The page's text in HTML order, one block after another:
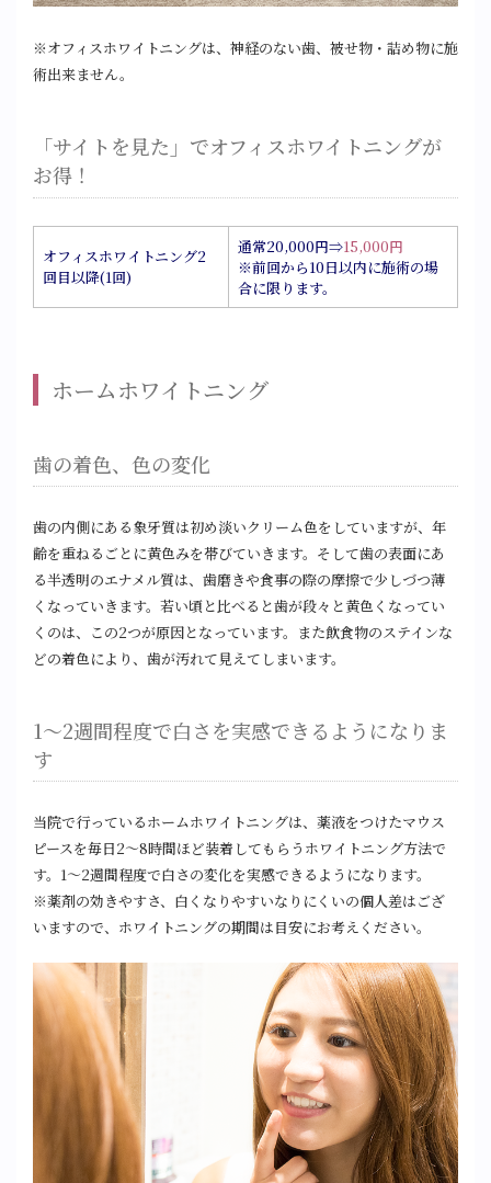
※オフィスホワイトニングは、神経のない歯、被せ物・詰め物に施
術出来ません。
「サイトを見た」でオフィスホワイトニングが
お得！
オフィスホワイトニング2
回目以降(1回)
通常20,000円⇒15,000円
※前回から10日以内に施術の場
合に限ります。
ホームホワイトニング
歯の着色、色の変化
歯の内側にある象牙質は初め淡いクリーム色をしていますが、年
齢を重ねるごとに黄色みを帯びていきます。そして歯の表面にあ
る半透明のエナメル質は、歯磨きや食事の際の摩擦で少しづつ薄
くなっていきます。若い頃と比べると歯が段々と黄色くなってい
くのは、この2つが原因となっています。また飲食物のステインな
どの着色により、歯が汚れて見えてしまいます。
1～2週間程度で白さを実感できるようになりま
す
当院で行っているホームホワイトニングは、薬液をつけたマウス
ピースを毎日2～8時間ほど装着してもらうホワイトニング方法で
す。1～2週間程度で白さの変化を実感できるようになります。
※薬剤の効きやすさ、白くなりやすいなりにくいの個人差はござ
いますので、ホワイトニングの期間は目安にお考えください。